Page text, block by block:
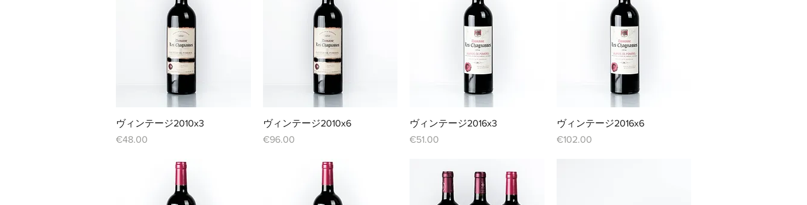
クイックビュー
ヴィンテージ2010x3
価格
€48.00
クイックビュー
ヴィンテージ2010x6
価格
€96.00
クイックビュー
ヴィンテージ2016x3
価格
€51.00
クイックビュー
ヴィンテージ2016x6
価格
€102.00